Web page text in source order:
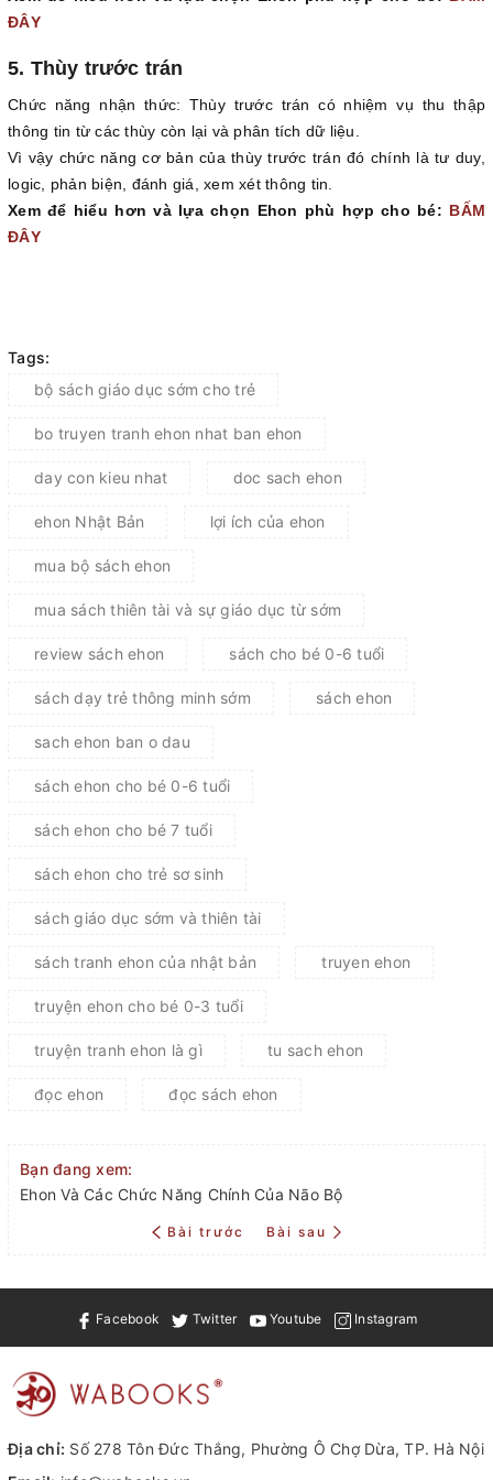
ĐÂY
5. Thùy trước trán
Chức năng nhận thức: Thùy trước trán có nhiệm vụ thu thập
thông tin từ các thùy còn lại và phân tích dữ liệu.
Vì vậy chức năng cơ bản của thùy trước trán đó chính là tư duy,
logic, phản biện, đánh giá, xem xét thông tin.
Xem để hiểu hơn và lựa chọn Ehon phù hợp cho bé: BẤM
ĐÂY
Tags:
bộ sách giáo dục sớm cho trẻ
bo truyen tranh ehon nhat ban ehon
day con kieu nhat doc sach ehon
ehon Nhật Bản lợi ích của ehon
mua bộ sách ehon
mua sách thiên tài và sự giáo dục từ sớm
review sách ehon sách cho bé 0-6 tuổi
sách dạy trẻ thông minh sớm sách ehon
sach ehon ban o dau
sách ehon cho bé 0-6 tuổi
sách ehon cho bé 7 tuổi
sách ehon cho trẻ sơ sinh
sách giáo dục sớm và thiên tài
sách tranh ehon của nhật bản truyen ehon
truyện ehon cho bé 0-3 tuổi
truyện tranh ehon là gì tu sach ehon
đọc ehon đọc sách ehon
Bạn đang xem:
Ehon Và Các Chức Năng Chính Của Não Bộ
Bài trước Bài sau
Facebook Twitter Youtube Instagram
Địa chỉ: Số 278 Tôn Đức Thắng, Phường Ô Chợ Dừa, TP. Hà Nội